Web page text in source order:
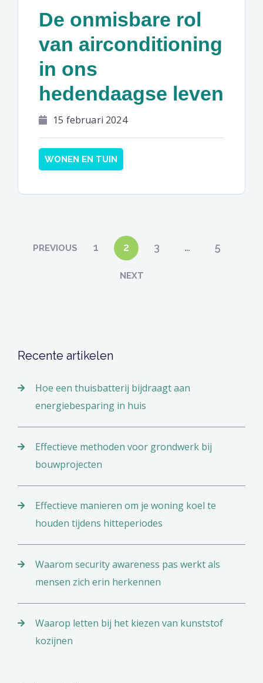
De onmisbare rol
van airconditioning
in ons
hedendaagse leven
15 februari 2024
WONEN EN TUIN
Berichten
PREVIOUS 1 2 3 … 5
NEXT
Recente artikelen
Hoe een thuisbatterij bijdraagt aan
energiebesparing in huis
Effectieve methoden voor grondwerk bij
bouwprojecten
Effectieve manieren om je woning koel te
houden tijdens hitteperiodes
Waarom security awareness pas werkt als
mensen zich erin herkennen
Waarop letten bij het kiezen van kunststof
kozijnen